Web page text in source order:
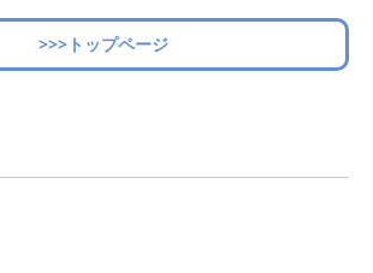
>>>トップページ